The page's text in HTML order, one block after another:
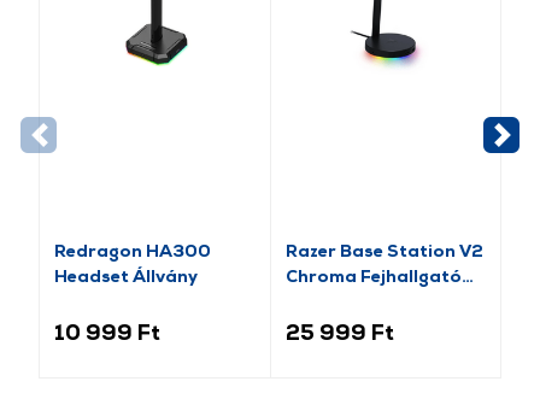
Redragon HA300
Headset Állvány
10 999 Ft
Razer Base Station V2
Chroma Fejhallgató
fekete (RC21-
25 999 Ft